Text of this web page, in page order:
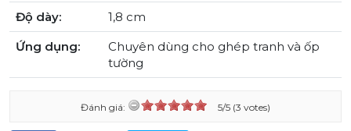
Độ dày:
1,8 cm
Ứng dụng:
Chuyên dùng cho ghép tranh và ốp
tường
Đánh giá: 5/5 (3 votes)